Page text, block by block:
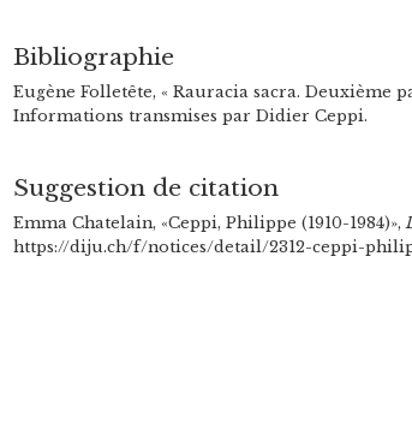
Bibliographie
Eugène Folletête, « Rauracia sacra. Deuxième
Informations transmises par Didier Ceppi.
Suggestion de citation
Emma Chatelain, «Ceppi, Philippe (1910-1984)»,
https://diju.ch/f/notices/detail/2312-ceppi-